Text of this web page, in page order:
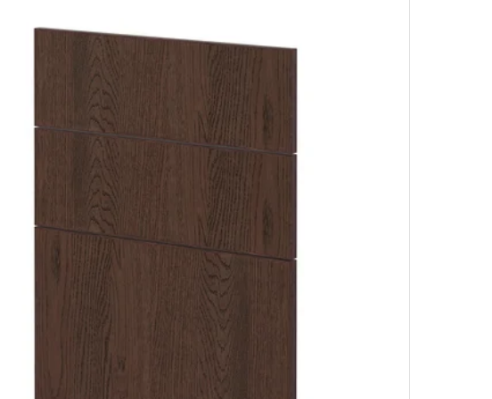
4 faces pour lave-vaisselle, Upplöv beige foncé mat, 60 cm
4 faces pour lave-vaisselle, Lerhyttan bleu, 60 cm